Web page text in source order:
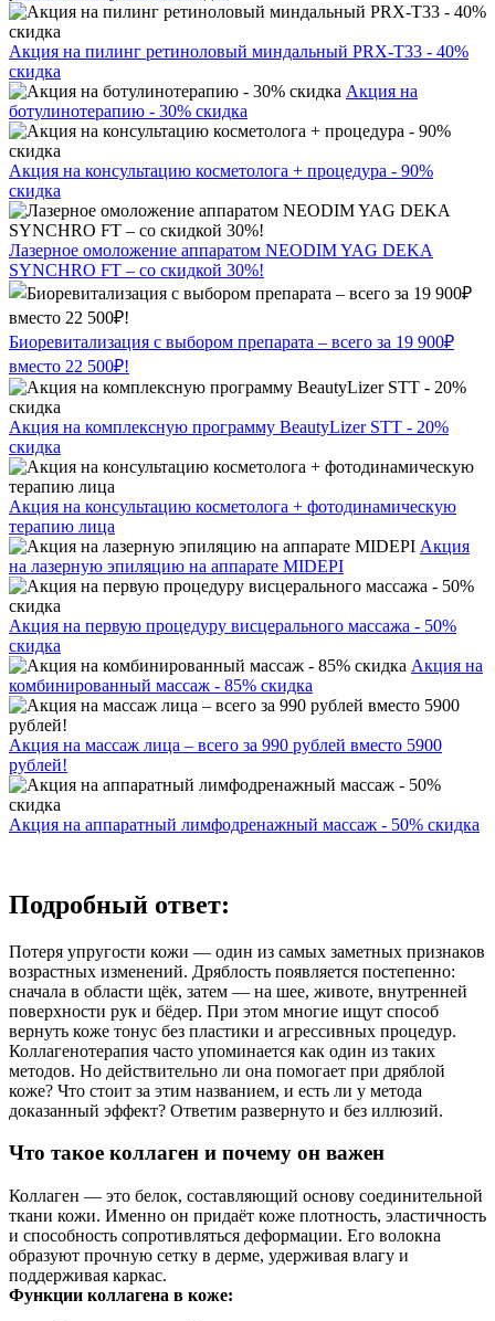
Акция на пилинг ретиноловый миндальный PRX-T33 - 40%
скидка
Акция на
ботулинотерапию - 30% скидка
Акция на консультацию косметолога + процедура - 90%
скидка
Лазерное омоложение аппаратом NEODIM YAG DEKA
SYNCHRO FT – со скидкой 30%!
Биоревитализация с выбором препарата – всего за 19 900₽
вместо 22 500₽!
Акция на комплексную программу BeautyLizer STT - 20%
скидка
Акция на консультацию косметолога + фотодинамическую
терапию лица
Акция
на лазерную эпиляцию на аппарате MIDEPI
Акция на первую процедуру висцерального массажа - 50%
скидка
Акция на
комбинированный массаж - 85% скидка
Акция на массаж лица – всего за 990 рублей вместо 5900
рублей!
Акция на аппаратный лимфодренажный массаж - 50% скидка
Подробный ответ:
Потеря упругости кожи — один из самых заметных признаков
возрастных изменений. Дряблость появляется постепенно:
сначала в области щёк, затем — на шее, животе, внутренней
поверхности рук и бёдер. При этом многие ищут способ
вернуть коже тонус без пластики и агрессивных процедур.
Коллагенотерапия часто упоминается как один из таких
методов. Но действительно ли она помогает при дряблой
коже? Что стоит за этим названием, и есть ли у метода
доказанный эффект? Ответим развернуто и без иллюзий.
Что такое коллаген и почему он важен
Коллаген — это белок, составляющий основу соединительной
ткани кожи. Именно он придаёт коже плотность, эластичность
и способность сопротивляться деформации. Его волокна
образуют прочную сетку в дерме, удерживая влагу и
поддерживая каркас.
Функции коллагена в коже: